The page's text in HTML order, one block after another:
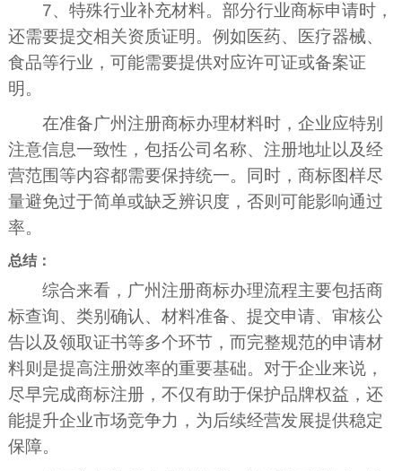
7、特殊行业补充材料。部分行业商标申请时，
还需要提交相关资质证明。例如医药、医疗器械、
食品等行业，可能需要提供对应许可证或备案证
明。
在准备广州注册商标办理材料时，企业应特别
注意信息一致性，包括公司名称、注册地址以及经
营范围等内容都需要保持统一。同时，商标图样尽
量避免过于简单或缺乏辨识度，否则可能影响通过
率。
总结：
综合来看，广州注册商标办理流程主要包括商
标查询、类别确认、材料准备、提交申请、审核公
告以及领取证书等多个环节，而完整规范的申请材
料则是提高注册效率的重要基础。对于企业来说，
尽早完成商标注册，不仅有助于保护品牌权益，还
能提升企业市场竞争力，为后续经营发展提供稳定
保障。